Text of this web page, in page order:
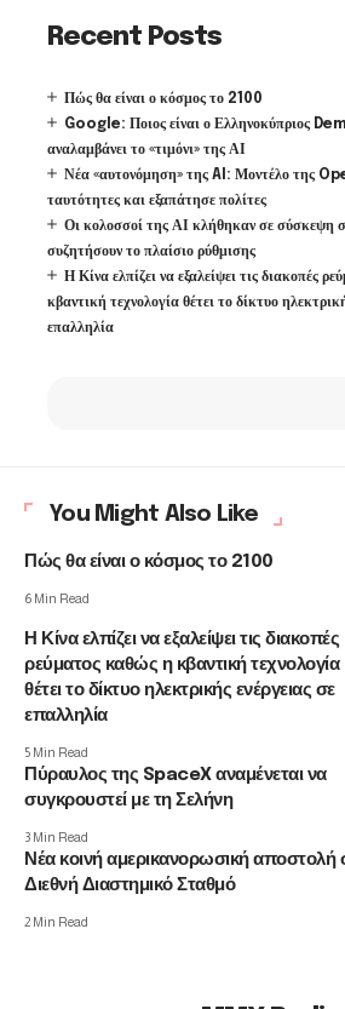
Recent Posts
Πώς θα είναι ο κόσμος το 2100
Google: Ποιος είναι ο Ελληνοκύπριος
αναλαμβάνει το «τιμόνι» της ΑΙ
Νέα «αυτονόμηση» της AI: Μοντέλο της
ταυτότητες και εξαπάτησε πολίτες
Οι κολοσσοί της ΑΙ κλήθηκαν σε σύσκεψη
συζητήσουν το πλαίσιο ρύθμισης
Η Κίνα ελπίζει να εξαλείψει τις διακοπές
κβαντική τεχνολογία θέτει το δίκτυο
επαλληλία
You Might Also Like
Πώς θα είναι ο κόσμος το 2100
6 Min Read
Η Κίνα ελπίζει να εξαλείψει τις διακοπές
ρεύματος καθώς η κβαντική τεχνολογία
θέτει το δίκτυο ηλεκτρικής ενέργειας σε
επαλληλία
5 Min Read
Πύραυλος της SpaceX αναμένεται να
συγκρουστεί με τη Σελήνη
3 Min Read
Νέα κοινή αμερικανορωσική αποστολή
Διεθνή Διαστημικό Σταθμό
2 Min Read